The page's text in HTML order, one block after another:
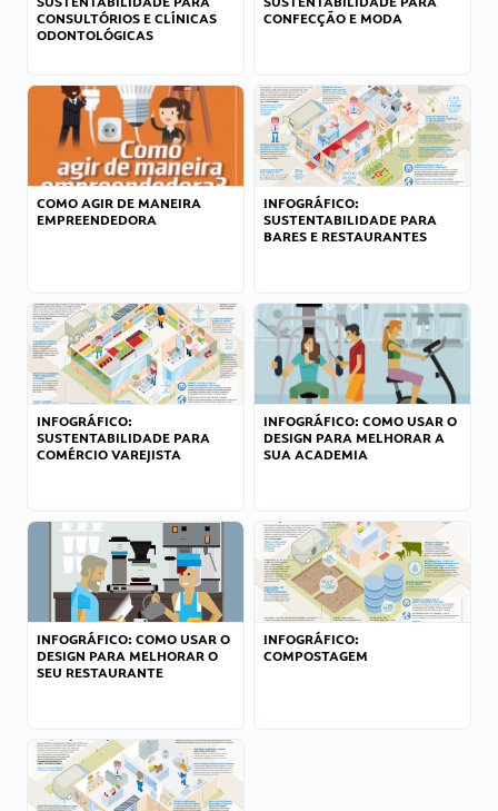
CONSULTÓRIOS E CLÍNICAS
ODONTOLÓGICAS
CONFECÇÃO E MODA
COMO AGIR DE MANEIRA
EMPREENDEDORA
INFOGRÁFICO:
SUSTENTABILIDADE PARA
BARES E RESTAURANTES
INFOGRÁFICO:
SUSTENTABILIDADE PARA
COMÉRCIO VAREJISTA
INFOGRÁFICO: COMO USAR O
DESIGN PARA MELHORAR A
SUA ACADEMIA
INFOGRÁFICO: COMO USAR O
DESIGN PARA MELHORAR O
SEU RESTAURANTE
INFOGRÁFICO:
COMPOSTAGEM